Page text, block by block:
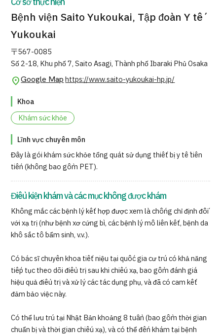
Bệnh viện Saito Yukoukai, Tập đoàn Y tế
Yukoukai
〒567-0085
Số 2-18, Khu phố 7, Saito Asagi, Thành phố Ibaraki Phủ Osaka
Google Map https://www.saito-yukoukai-hp.jp/
Khoa
Khám sức khỏe
Lĩnh vực chuyên môn
Đây là gói khám sức khỏe tổng quát sử dụng thiết bị y tế tiên
tiến (không bao gồm PET).
Điều kiện khám và các mục không được khám
Không mắc các bệnh lý kết hợp được xem là chống chỉ định đối
với xạ trị (như bệnh xơ cứng bì, các bệnh lý mô liên kết, bệnh da
khô sắc tố bẩm sinh, v.v.).
Có bác sĩ chuyên khoa tiết niệu tại quốc gia cư trú có khả năng
tiếp tục theo dõi điều trị sau khi chiếu xạ, bao gồm đánh giá
hiệu quả điều trị và xử lý các tác dụng phụ, và đã có cam kết
đảm bảo việc này.
Có thể lưu trú tại Nhật Bản khoảng 8 tuần (bao gồm thời gian
chuẩn bị và thời gian chiếu xạ), và có thể đến khám tại bệnh